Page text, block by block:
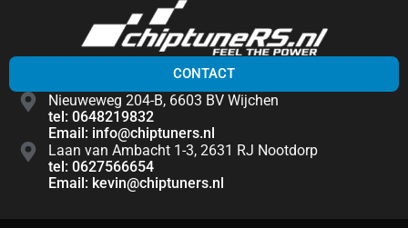
CONTACT
Nieuweweg 204-B, 6603 BV Wijchen
tel: 0648219832
Email: info@chiptuners.nl
Laan van Ambacht 1-3, 2631 RJ Nootdorp
tel: 0627566654
Email: kevin@chiptuners.nl